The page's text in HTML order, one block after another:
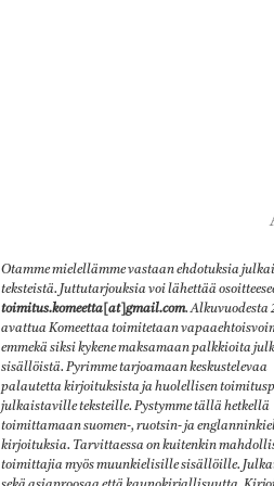
Otamme mielellämme vastaan ehdotuksia
teksteistä. Juttutarjouksia voi lähettää
toimitus.komeetta[at]gmail.com. Alkuvuodesta
avattua Komeettaa toimitetaan
emmekä siksi kykene maksamaan palkkioita
sisällöistä. Pyrimme tarjoamaan keskustelevaa
palautetta kirjoituksista ja huolellisen
julkaistaville teksteille. Pystymme tällä hetkellä
toimittamaan suomen-, ruotsin- ja
kirjoituksia. Tarvittaessa on kuitenkin
toimittajia myös muunkielisille sisällöille.